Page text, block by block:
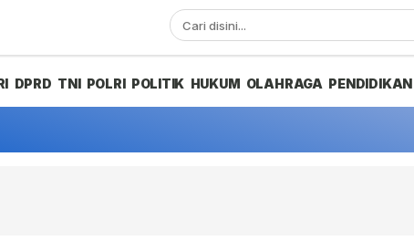
DPRD TNI POLRI POLITIK HUKUM OLAHRAGA PENDIDIKAN